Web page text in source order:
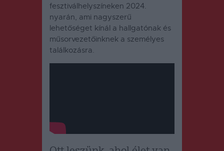
fesztiválhelyszíneken 2024.
nyarán, ami nagyszerű
lehetőséget kínál a hallgatónak és
műsorvezetőinknek a személyes
találkozásra.